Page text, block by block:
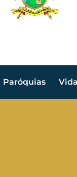
Paróquias